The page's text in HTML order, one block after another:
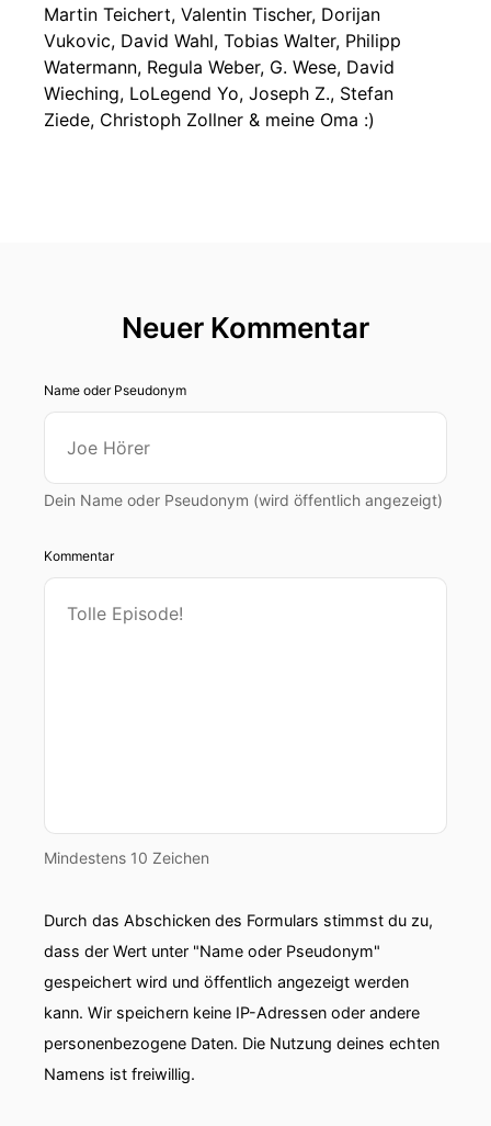
Martin Teichert, Valentin Tischer, Dorijan
Vukovic, David Wahl, Tobias Walter, Philipp
Watermann, Regula Weber, G. Wese, David
Wieching, LoLegend Yo, Joseph Z., Stefan
Ziede, Christoph Zollner & meine Oma :)
Neuer Kommentar
Name oder Pseudonym
Dein Name oder Pseudonym (wird öffentlich angezeigt)
Kommentar
Mindestens 10 Zeichen
Durch das Abschicken des Formulars stimmst du zu,
dass der Wert unter "Name oder Pseudonym"
gespeichert wird und öffentlich angezeigt werden
kann. Wir speichern keine IP-Adressen oder andere
personenbezogene Daten. Die Nutzung deines echten
Namens ist freiwillig.